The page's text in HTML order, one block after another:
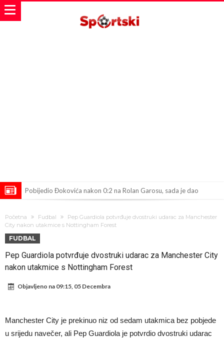
Pobijedio Đokovića nakon 0:2 na Rolan Garosu, sada je dao
daleko”
Koliko traži PSG i koji je Liverpulov “plafon” za Bredlija Barkolu?
Prva ponuda za Rafaela Leaa – odbijena!
Zašto je nepoznati italijanski petoligaš dobio nevjerovatan stadion
zahtijeva pravdu.
Potresne scene na sahrani UFC borca! Red ljudi, muzika i aplauz koji
Početna Fudbal
Pep Guardiola potvrđuje dvostruki udarac za Manchester
City nakon utakmice s Nottingham Forest
FUDBAL
Pep Guardiola potvrđuje dvostruki udarac za Manchester City
nakon utakmice s Nottingham Forest
Objavljeno na 09:15, 05 Decembra
Manchester City je prekinuo niz od sedam utakmica bez pobjede
u srijedu navečer, ali Pep Guardiola je potvrdio dvostruki udarac